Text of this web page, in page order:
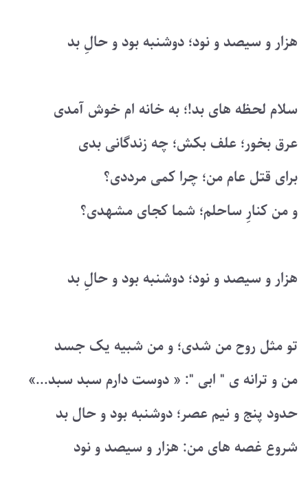
هزار و سیصد و نود؛ دوشنبه بود و حالِ بد
سلام لحظه های بد!؛ به خانه ام خوش آمدی
عرق بخور؛ علف بکش؛ چه زندگانی بدی
برای قتل عام من؛ چرا کمی مرددی؟
و من کنارِ ساحلم؛ شما کجای مشهدی؟
هزار و سیصد و نود؛ دوشنبه بود و حالِ بد
تو مثل روح من شدی؛ و من شبیه یک جسد
من و ترانه ی " ابی ": « دوست دارم سبد سبد...»
حدود پنج و نیم عصر؛ دوشنبه بود و حال بد
شروع غصه های من: هزار و سیصد و نود